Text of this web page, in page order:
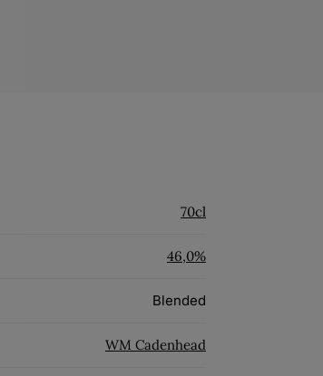
70cl
46,0%
Blended
WM Cadenhead